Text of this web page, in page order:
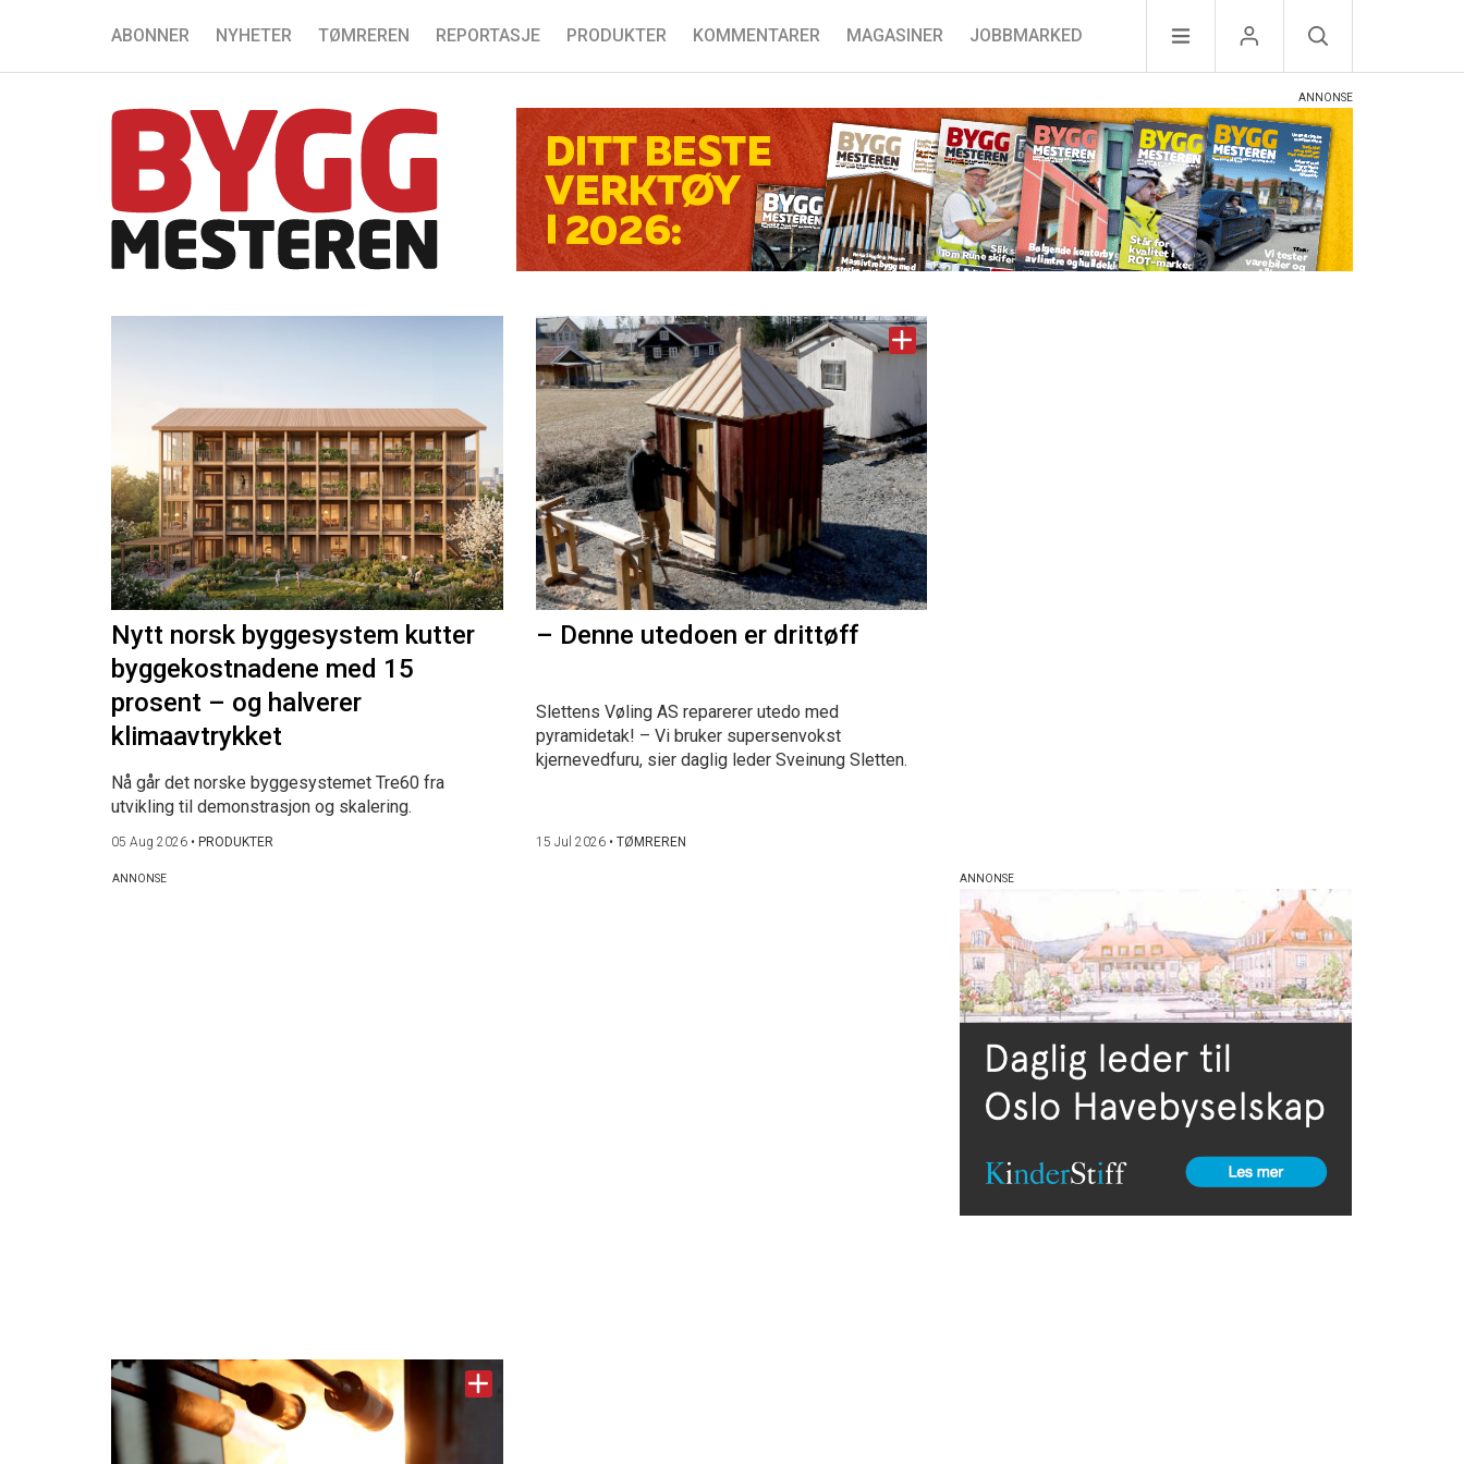
ABONNER NYHETER TØMREREN REPORTASJE PRODUKTER KOMMENTARER MAGASINER JOBBMARKED
Nytt norsk byggesystem kutter
byggekostnadene med 15
prosent – og halverer
klimaavtrykket
Nå går det norske byggesystemet Tre60 fra
utvikling til demonstrasjon og skalering.
05 Aug 2026 • PRODUKTER
– Denne utedoen er drittøff
Slettens Vøling AS reparerer utedo med
pyramidetak! – Vi bruker supersenvokst
kjernevedfuru, sier daglig leder Sveinung Sletten.
15 Jul 2026• TØMREREN